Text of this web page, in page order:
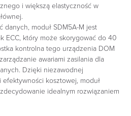
i większą elastyczność w
moduł SDM5A-M jest
ECC, który może skorygować do 40
kontrolna tego urządzenia DOM
awariami zasilania dla
Dzięki niezawodnej
kosztowej, moduł
idealnym rozwiązaniem